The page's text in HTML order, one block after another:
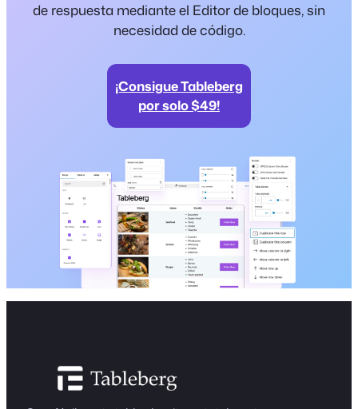
de respuesta mediante el Editor de bloques, sin
necesidad de código.
¡Consigue Tableberg
por solo $49!